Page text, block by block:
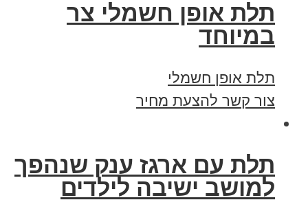
תלת אופן חשמלי צר
במיוחד
תלת אופן חשמלי
צור קשר להצעת מחיר
תלת עם ארגז ענק שנהפך
למושב ישיבה לילדים